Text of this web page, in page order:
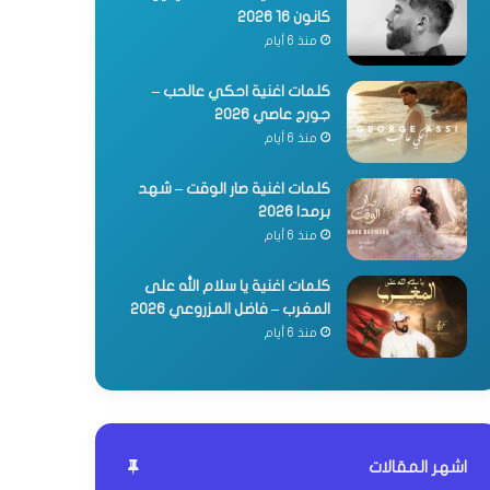
كانون 16 2026
منذ 6 أيام
كلمات اغنية احكي عالحب –
جورج عاصي 2026
منذ 6 أيام
كلمات اغنية صار الوقت – شهد
برمدا 2026
منذ 6 أيام
كلمات اغنية يا سلام الله على
المغرب – فاضل المزروعي 2026
منذ 6 أيام
اشهر المقالات